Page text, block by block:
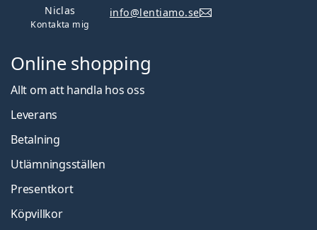
Niclas
Kontakta mig
info@lentiamo.se
Online shopping
Allt om att handla hos oss
Leverans
Betalning
Utlämningsställen
Presentkort
Köpvillkor